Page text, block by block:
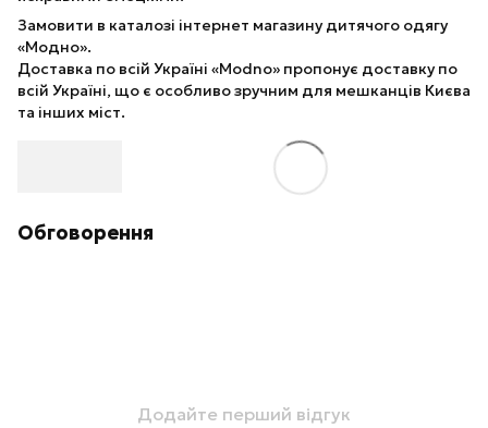
Замовити в каталозі інтернет магазину дитячого одягу
«Модно».
Доставка по всій Україні «Modno» пропонує доставку по
всій Україні, що є особливо зручним для мешканців Києва
та інших міст.
Обговорення
Додайте перший відгук